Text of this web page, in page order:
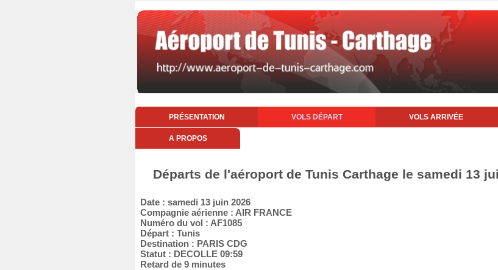
PRÉSENTATION VOLS DÉPART VOLS ARRIVÉE
A PROPOS
Départs de l'aéroport de Tunis Carthage le samedi 13
Date : samedi 13 juin 2026
Compagnie aérienne : AIR FRANCE
Numéro du vol : AF1085
Départ : Tunis
Destination : PARIS CDG
Statut : DECOLLE 09:59
Retard de 9 minutes